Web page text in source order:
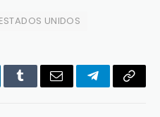
ESTADOS UNIDOS
TumblrEmail TelegramCopy